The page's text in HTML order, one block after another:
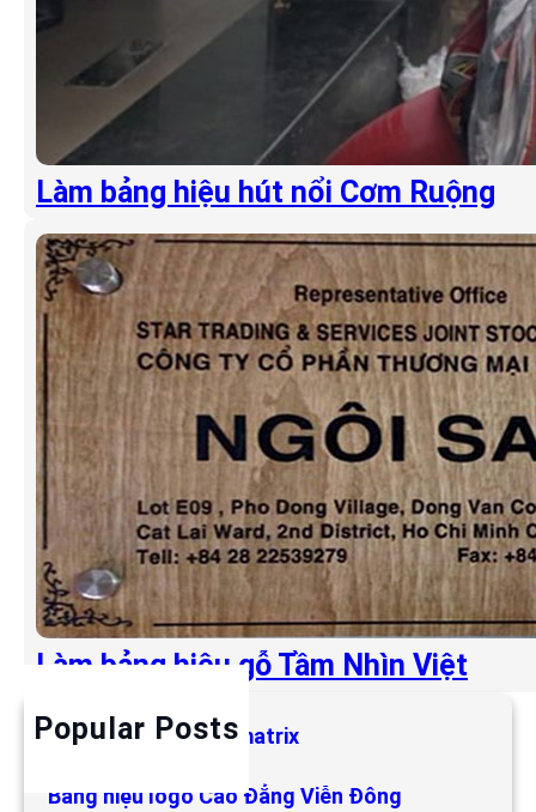
Làm bảng hiệu hút nổi Cơm Ruộng
Làm bảng hiệu gỗ Tầm Nhìn Việt
Popular Posts
Làm bảng hiệu LED matrix
Bảng hiệu logo Cao Đẳng Viễn Đông